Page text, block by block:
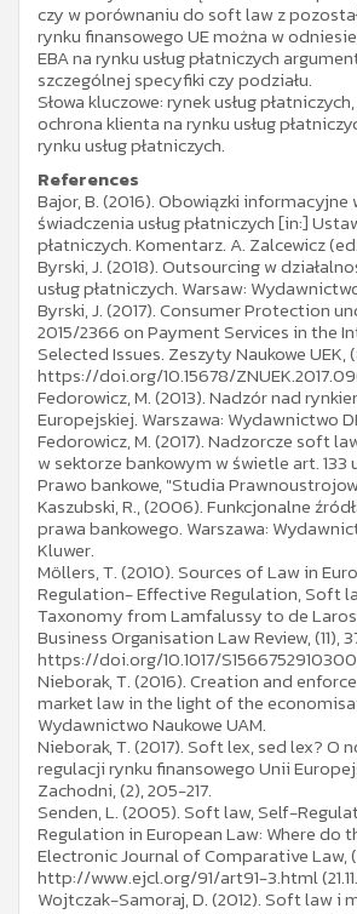
czy w porównaniu do soft law z
rynku finansowego UE można w
EBA na rynku usług płatniczych
szczególnej specyfiki czy podziału.
Słowa kluczowe: rynek usług
ochrona klienta na rynku usług
rynku usług płatniczych.
References
Bajor, B. (2016). Obowiązki informacyjne
świadczenia usług płatniczych [in:]
płatniczych. Komentarz. A. Zalcewicz
Byrski, J. (2018). Outsourcing w
usług płatniczych. Warsaw:
Byrski, J. (2017). Consumer Protection
2015/2366 on Payment Services in the
Selected Issues. Zeszyty Naukowe UEK,
https://doi.org/10.15678/
Fedorowicz, M. (2013). Nadzór nad
Europejskiej. Warszawa: Wydawnictwo
Fedorowicz, M. (2017). Nadzorcze soft
w sektorze bankowym w świetle art. 133
Prawo bankowe, "Studia
Kaszubski, R., (2006). Funkcjonalne
prawa bankowego. Warszawa:
Kluwer.
Möllers, T. (2010). Sources of Law in
Regulation- Effective Regulation, Soft
Taxonomy from Lamfalussy to de
Business Organisation Law Review, (11),
https://doi.org/10.1017/
Nieborak, T. (2016). Creation and
market law in the light of the
Wydawnictwo Naukowe UAM.
Nieborak, T. (2017). Soft lex, sed lex? O
regulacji rynku finansowego Unii
Zachodni, (2), 205-217.
Senden, L. (2005). Soft law, Self-
Regulation in European Law: Where do
Electronic Journal of Comparative Law,
http://www.ejcl.org/91/art91-3.html
Wojtczak-Samoraj, D. (2012). Soft law i